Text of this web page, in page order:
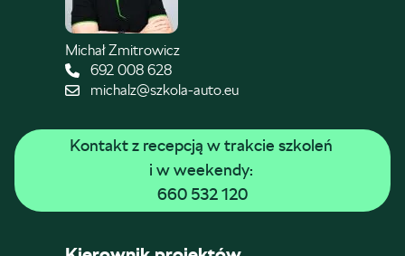
Michał Zmitrowicz
692 008 628
michalz@szkola-auto.eu
Kontakt z recepcją w trakcie szkoleń
i w weekendy:
660 532 120